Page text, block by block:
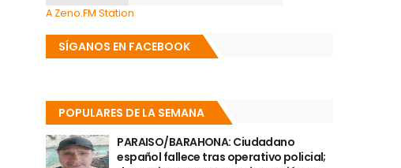
A Zeno.FM Station
SÍGANOS EN FACEBOOK
POPULARES DE LA SEMANA
PARAISO/BARAHONA: Ciudadano
español fallece tras operativo policial;